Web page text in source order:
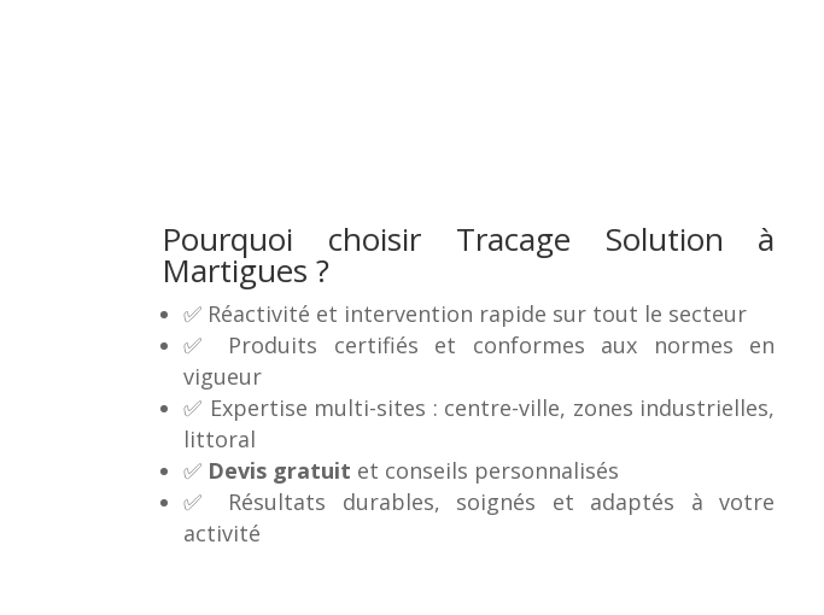
Pourquoi choisir Tracage Solution à
Martigues ?
✅ Réactivité et intervention rapide sur tout le secteur
✅ Produits certifiés et conformes aux normes en
vigueur
✅ Expertise multi-sites : centre-ville, zones industrielles,
littoral
✅ Devis gratuit et conseils personnalisés
✅ Résultats durables, soignés et adaptés à votre
activité